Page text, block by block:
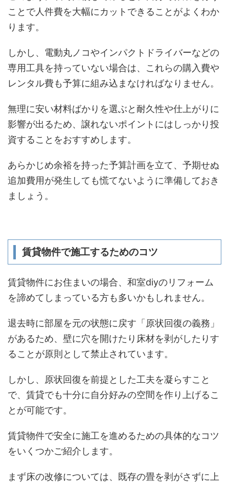
ことで人件費を大幅にカットできることがよくわか
ります。
しかし、電動丸ノコやインパクトドライバーなどの
専用工具を持っていない場合は、これらの購入費や
レンタル費も予算に組み込まなければなりません。
無理に安い材料ばかりを選ぶと耐久性や仕上がりに
影響が出るため、譲れないポイントにはしっかり投
資することをおすすめします。
あらかじめ余裕を持った予算計画を立て、予期せぬ
追加費用が発生しても慌てないように準備しておき
ましょう。
賃貸物件で施工するためのコツ
賃貸物件にお住まいの場合、和室diyのリフォーム
を諦めてしまっている方も多いかもしれません。
退去時に部屋を元の状態に戻す「原状回復の義務」
があるため、壁に穴を開けたり床材を剥がしたりす
ることが原則として禁止されています。
しかし、原状回復を前提とした工夫を凝らすこと
で、賃貸でも十分に自分好みの空間を作り上げるこ
とが可能です。
賃貸物件で安全に施工を進めるための具体的なコツ
をいくつかご紹介します。
まず床の改修については、既存の畳を剥がさずに上